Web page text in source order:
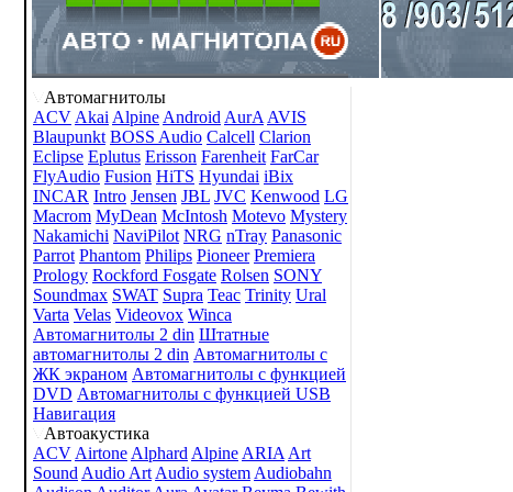
Автомагнитолы
ACV Akai Alpine Android AurA AVIS
Blaupunkt BOSS Audio Calcell Clarion
Eclipse Eplutus Erisson Farenheit FarCar
FlyAudio Fusion HiTS Hyundai iBix
INCAR Intro Jensen JBL JVC Kenwood LG
Macrom MyDean McIntosh Motevo Mystery
Nakamichi NaviPilot NRG nTray Panasonic
Parrot Phantom Philips Pioneer Premiera
Prology Rockford Fosgate Rolsen SONY
Soundmax SWAT Supra Teac Trinity Ural
Varta Velas Videovox Winca
Автомагнитолы 2 din Штатные
автомагнитолы 2 din Автомагнитолы с
ЖК экраном Автомагнитолы с функцией
DVD Автомагнитолы с функцией USB
Навигация
Автоакустика
ACV Airtone Alphard Alpine ARIA Art
Sound Audio Art Audio system Audiobahn